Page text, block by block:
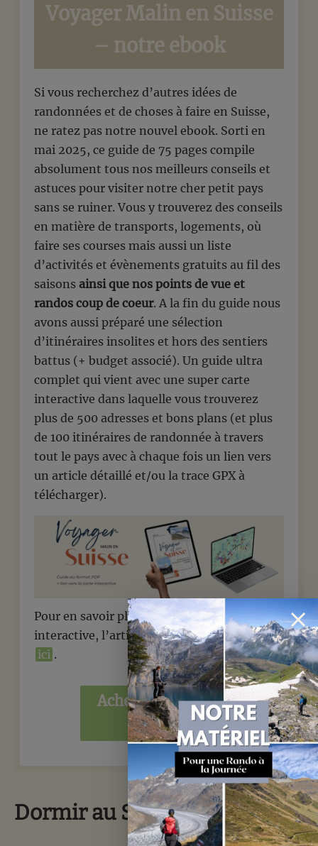
Voyager Malin en Suisse
– notre ebook
Si vous recherchez d’autres idées de
randonnées et de choses à faire en Suisse,
ne ratez pas notre nouvel ebook. Sorti en
mai 2025, ce guide de 75 pages compile
absolument tous nos meilleurs conseils et
astuces pour visiter notre cher petit pays
sans se ruiner. Vous y trouverez des conseils
en matière de transports, logements, où
faire ses courses mais aussi un liste
d’activités et évènements gratuits au fil des
saisons ainsi que nos points de vue et
randos coup de coeur. A la fin du guide nous
avons aussi préparé une sélection
d’itinéraires insolites et hors des sentiers
battus (+ budget associé). Un guide ultra
complet qui vient avec une super carte
interactive dans laquelle vous trouverez
plus de 500 adresses et bons plans (et plus
de 100 itinéraires de randonnée à travers
tout le pays avec à chaque fois un lien vers
un article détaillé et/ou la trace GPX à
télécharger).
Pour en savoir plus sur l’ebook + la carte
interactive, l’article de présentation est par
ici .
Acheter l’ebook
(15€)
Dormir au Stellisee ?